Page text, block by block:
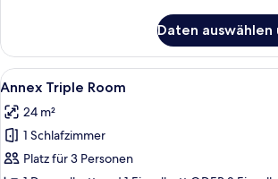
Double
Room
Daten auswählen
Alle
Fotos
für
Annex
Triple
Minibar (mit
6
Annex Triple Room
24 m²
1 Schlafzimmer
Platz für 3 Personen